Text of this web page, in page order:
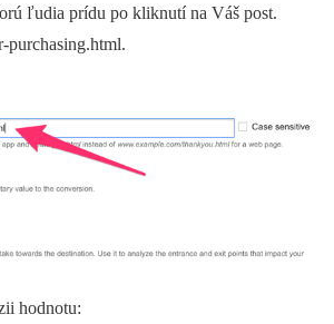
ľudia prídu po kliknutí na Váš post.
purchasing.html.
hodnotu: